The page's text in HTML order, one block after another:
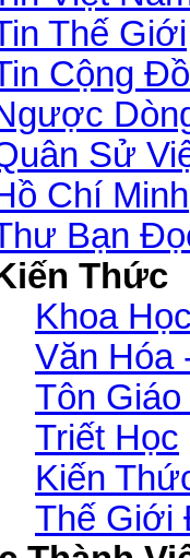
Thế Giới
Cộng
Sử
Chí Minh
Bạn
Thức
Khoa
Văn Hóa
Tôn
Triết Học
Kiến
Thế Giới